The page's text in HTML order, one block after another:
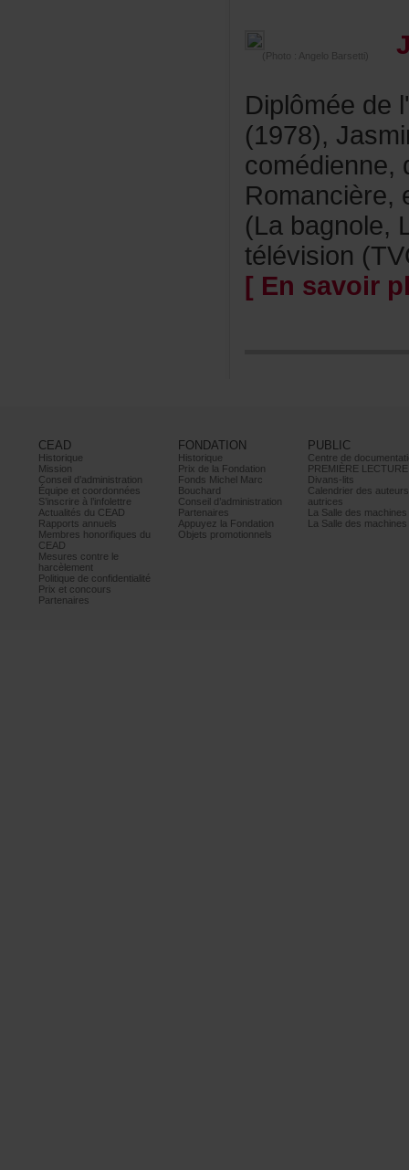
(Photo:AngeloBarsetti)
CEAD
Historique
Mission
Conseild’administration
Équipeetcoordonnées
S’inscrireàl’infolettre
ActualitésduCEAD
Rapportsannuels
Membreshonorifiquesdu
CEAD
Mesurescontrele
harcèlement
Politiquedeconfidentialité
Prixetconcours
Partenaires
FONDATION
Historique
PrixdelaFondation
FondsMichelMarc
Bouchard
Conseild’administration
Partenaires
AppuyezlaFondation
Objetspromotionnels
PUBLIC
PREMIÈRELECTURE
Divans-lits
autrices